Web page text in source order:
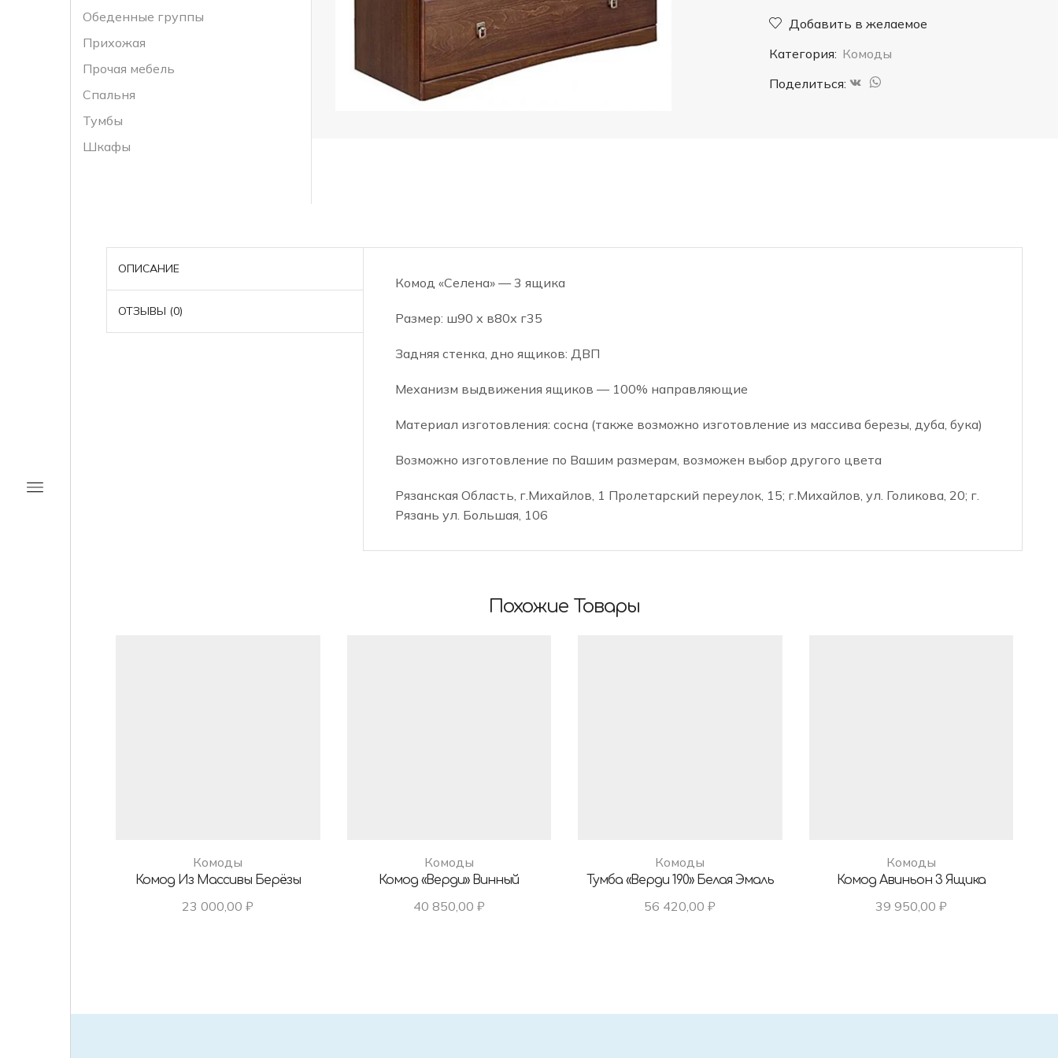
"Селена"
ящика
Добавить в желаемое
Категория: Комоды
Поделиться:
Обеденные группы
Прихожая
Прочая мебель
Спальня
Тумбы
Шкафы
ОПИСАНИЕ
ОТЗЫВЫ (0)
Комод «Селена» — 3 ящика
Размер: ш90 х в80х г35
Задняя стенка, дно ящиков: ДВП
Механизм выдвижения ящиков — 100% направляющие
Материал изготовления: сосна (также возможно изготовление из массива березы, дуба, бука)
Возможно изготовление по Вашим размерам, возможен выбор другого цвета
Рязанская Область, г.Михайлов, 1 Пролетарский переулок, 15; г.Михайлов, ул. Голикова, 20; г.
Рязань ул. Большая, 106
Похожие Товары
Комоды
Комод Из Массивы Берёзы
23 000,00₽
Комоды
Комод «Верди» Винный
40 850,00 ₽
Комоды
Тумба «Верди 190» Белая Эмаль
56 420,00₽
Комоды
Комод Авиньон 3 Ящика
39 950,00 ₽